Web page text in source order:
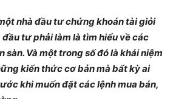
nhà đầu tư chứng khoán tài giỏi
tư phải làm là tìm hiểu về các
sàn. Và một trong số đó là khái niệm
kiến thức cơ bản mà bất kỳ ai
khi muốn đặt các lệnh mua bán,